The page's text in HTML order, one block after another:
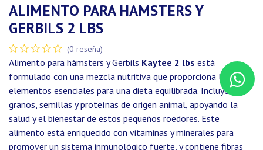
ALIMENTO PARA HAMSTERS Y
GERBILS 2 LBS
(0 reseña)
Alimento para hámsters y Gerbils Kaytee 2 lbs está
formulado con una mezcla nutritiva que proporciona los
elementos esenciales para una dieta equilibrada. Incluye
granos, semillas y proteínas de origen animal, apoyando la
salud y el bienestar de estos pequeños roedores. Este
alimento está enriquecido con vitaminas y minerales para
promover un sistema inmunológico fuerte, y contiene fibras